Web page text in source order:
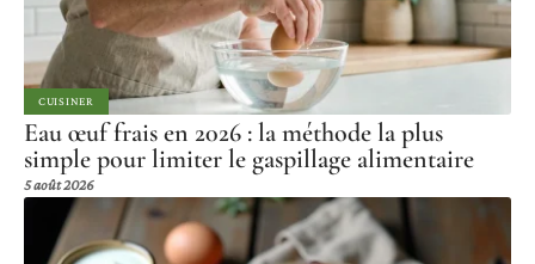
CUISINER
Eau œuf frais en 2026 : la méthode la plus
simple pour limiter le gaspillage alimentaire
5 août 2026